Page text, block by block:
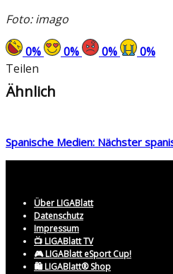
Foto: imago
0% 0% 0% 0%
Teilen
Ähnlich
Spanische Medien: Nächster
Über LIGABlatt
Datenschutz
Impressum
📺 LIGABlatt TV
🎮 LIGABlatt eSport Cup!
🛍️ LIGABlatt® Shop